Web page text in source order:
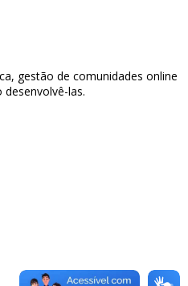
gestão de comunidades online
las.